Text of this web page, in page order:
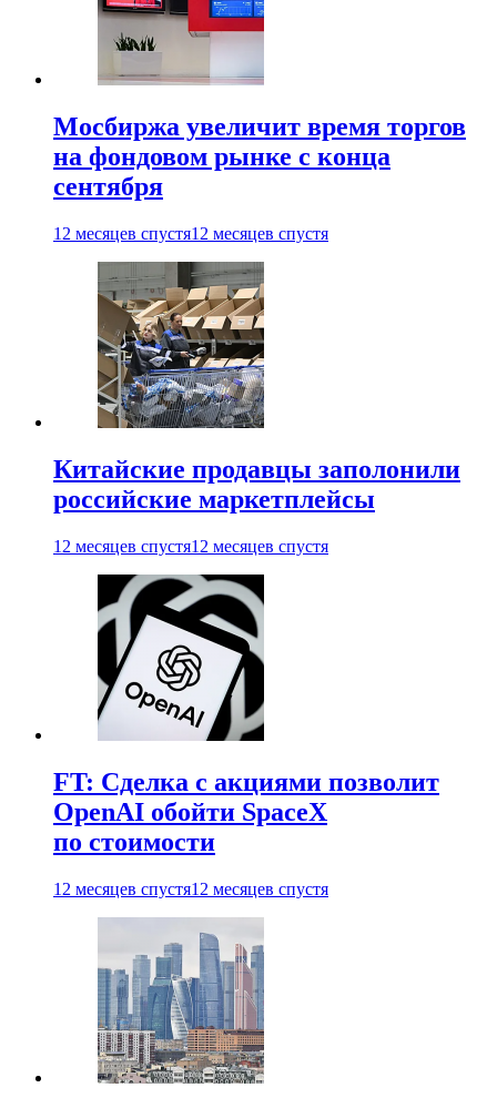
Мосбиржа увеличит время торгов
на фондовом рынке с конца
сентября
12 месяцев спустя12 месяцев спустя
Китайские продавцы заполонили
российские маркетплейсы
12 месяцев спустя12 месяцев спустя
FT: Сделка с акциями позволит
OpenAI обойти SpaceX
по стоимости
12 месяцев спустя12 месяцев спустя